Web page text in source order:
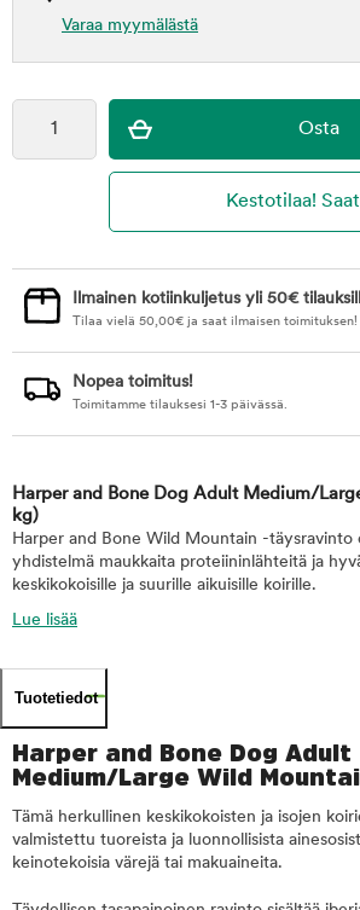
Varaa myymälästä
Ilmainen kotiinkuljetus yli 50€
Tilaa vielä 50,00€ ja saat ilmaisen toimituksen!
Nopea toimitus!
Toimitamme tilauksesi 1-3 päivässä.
Harper and Bone Dog Adult Medium/
kg)
Harper and Bone Wild Mountain -täysravinto
yhdistelmä maukkaita proteiininlähteitä ja
keskikokoisille ja suurille aikuisille koirille.
Lue lisää
Tuotetiedot
Harper and Bone Dog Adult
Medium/Large Wild
Tämä herkullinen keskikokoisten ja isojen
valmistettu tuoreista ja luonnollisista
keinotekoisia värejä tai makuaineita.